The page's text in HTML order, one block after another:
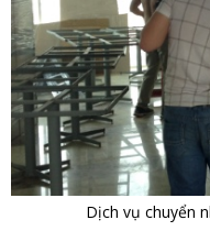
Dịch vụ chuyển